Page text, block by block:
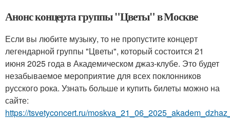
Анонс концерта группы "Цветы" в Москве
Если вы любите музыку, то не пропустите концерт
легендарной группы "Цветы", который состоится 21
июня 2025 года в Академическом джаз-клубе. Это будет
незабываемое мероприятие для всех поклонников
русского рока. Узнать больше и купить билеты можно на
сайте:
https://tsvetyconcert.ru/